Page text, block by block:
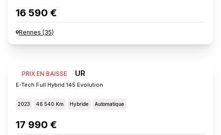
16 590 €
Rennes (35)
PRIX EN BAISSE
RENAULT CAPTUR
E-Tech Full Hybrid 145 Evolution
2023 46 540 Km Hybride Automatique
17 990 €